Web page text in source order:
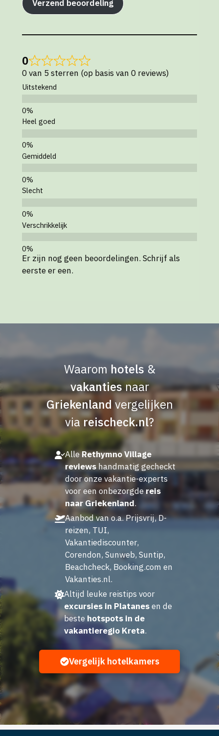
Verzend beoordeling
0
0 van 5 sterren (op basis van 0 reviews)
Uitstekend
Heel goed
Gemiddeld
Slecht
Verschrikkelijk
Er zijn nog geen beoordelingen. Schrijf als
eerste er een.
Waarom hotels&
vakanties naar
Griekenland vergelijken
viareischeck.nl?
AlleRethymno Village
reviewshandmatig gecheckt
door onze vakantie-experts
voor een onbezorgdereis
naar Griekenland.
Aanbod van o.a. Prijsvrij, D-
reizen, TUI,
Vakantiediscounter,
Corendon, Sunweb, Suntip,
Beachcheck, Booking.com en
Vakanties.nl.
Altijd leuke reistips voor
excursies in Platanesen de
beste hotspots in de
vakantieregio Kreta.
Vergelijk hotelkamers